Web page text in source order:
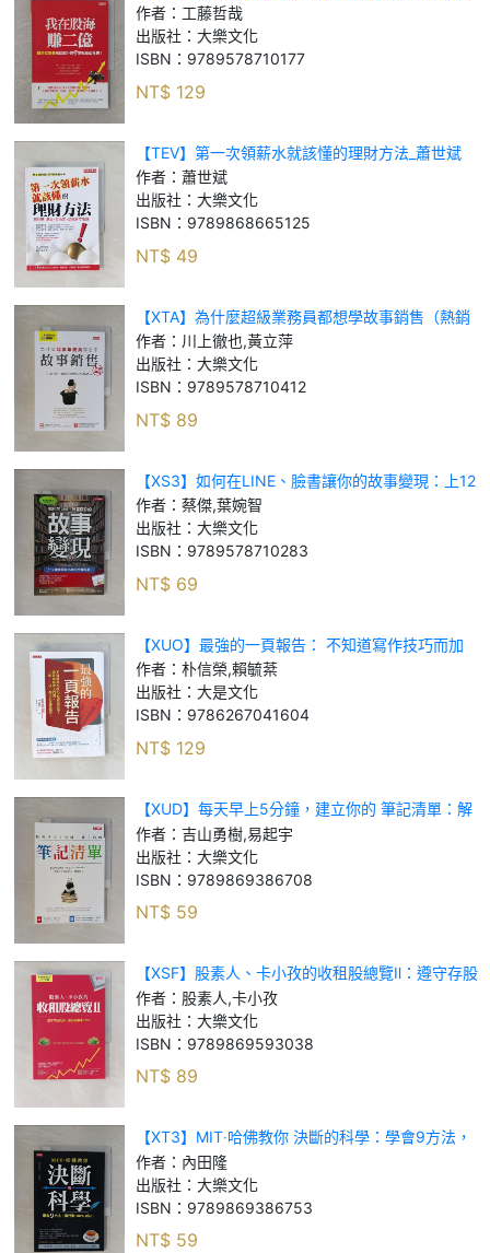
堂投資必修課！_工藤 哲哉
作者： 工藤哲哉
出版社： 大樂文化
ISBN： 9789578710177
NT$ 129
【TEV】第一次領薪水就該懂的理財方法_蕭世斌
作者： 蕭世斌
出版社： 大樂文化
ISBN： 9789868665125
NT$ 49
【XTA】為什麼超級業務員都想學故事銷售（熱銷
再版）_川上徹也, 黃立萍
作者： 川上徹也,黃立萍
出版社： 大樂文化
ISBN： 9789578710412
NT$ 89
【XS3】如何在LINE、臉書讓你的故事變現：上12
作者： 蔡傑,葉婉智
出版社： 大樂文化
ISBN： 9789578710283
NT$ 69
【XUO】最強的一頁報告： 不知道寫作技巧而加
班苦思？ 專為你寫的入門書，三星、LG、樂天企
作者： 朴信榮,賴毓棻
出版社： 大是文化
ISBN： 9786267041604
NT$ 129
【XUD】每天早上5分鐘，建立你的 筆記清單：解
決常常出錯、延遲、忙不過來的人， 提高3倍效率
作者： 吉山勇樹,易起宇
出版社： 大樂文化
ISBN： 9789869386708
NT$ 59
【XSF】股素人、卡小孜的收租股總覽Ⅱ：遵守存股
規則，讓我每檔賺100%_股素人, 卡小孜
作者： 股素人,卡小孜
出版社： 大樂文化
ISBN： 9789869593038
NT$ 89
【XT3】MIT‧哈佛教你 決斷的科學：學會9方法，
讓行動100%成功！_內田隆
作者： 內田隆
出版社： 大樂文化
ISBN： 9789869386753
NT$ 59